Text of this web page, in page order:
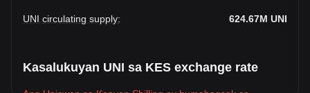
UNI circulating supply: 624.67M UNI
Kasalukuyan UNI sa KES exchange rate